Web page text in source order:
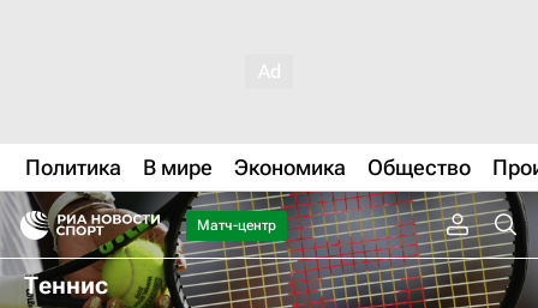
Политика В мире Экономика Общество
Матч-центр
Теннис